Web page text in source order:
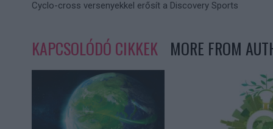
Cyclo-cross versenyekkel erősít a Discovery Sports
KAPCSOLÓDÓ CIKKEK MORE FROM